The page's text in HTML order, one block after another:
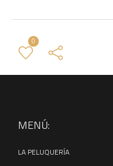
0
MENÚ:
LA PELUQUERÍA